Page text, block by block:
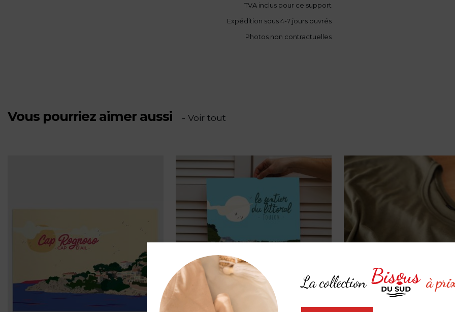
TVA inclus pour ce support
Expédition sous 4-7 jours ouvrés
Photos non contractuelles
Vous pourriez aimer aussi - Voir tout
La collection à